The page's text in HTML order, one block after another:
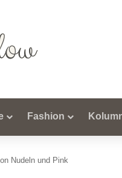
Fashion
Nudeln und Pink